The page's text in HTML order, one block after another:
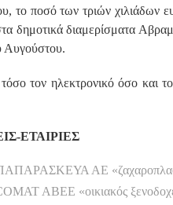
το ποσό των τριών χιλιάδων
δημοτικά διαμερίσματα
Αυγούστου.
τον ηλεκτρονικό όσο και
ΕΤΑΙΡΙΕΣ
ΑΕ
ABEE «οικιακός